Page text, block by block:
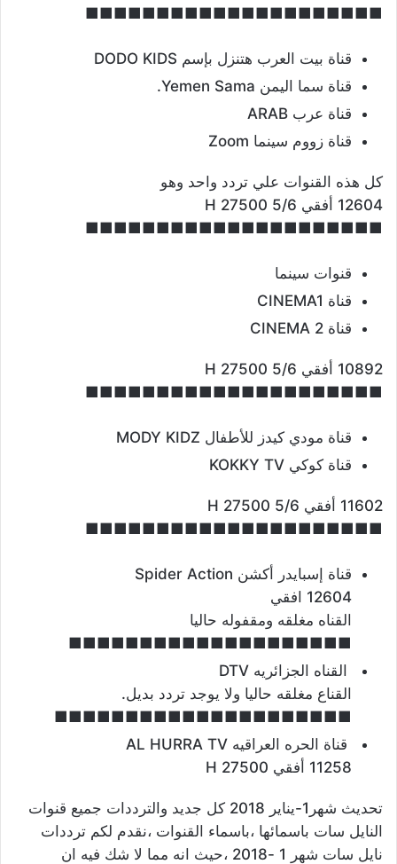
■■■■■■■■■■■■■■■■■■■■■
قناة بيت العرب هتنزل بإسم DODO KIDS
قناة سما اليمن Yemen Sama.
قناة عرب ARAB
قناة زووم سينما Zoom
كل هذه القنوات علي تردد واحد وهو
12604 أفقي H 27500 5/6
■■■■■■■■■■■■■■■■■■■■■
قنوات سينما
قناة CINEMA1
قناة CINEMA 2
10892 أفقي H 27500 5/6
■■■■■■■■■■■■■■■■■■■■■
قناة مودي كيدز للأطفال MODY KIDZ
قناة كوكي KOKKY TV
11602 أفقي H 27500 5/6
■■■■■■■■■■■■■■■■■■■■■
قناة إسبايدر أكشن Spider Action
12604 افقي
القناه مغلقه ومقفوله حاليا
■■■■■■■■■■■■■■■■■■■■
القناه الجزائريه DTV
القناع مغلقه حاليا ولا يوجد تردد بديل.
■■■■■■■■■■■■■■■■■■■■■
قناة الحره العراقيه AL HURRA TV
11258 أفقي H 27500
تحديث شهر1-يناير 2018 كل جديد والترددات جميع قنوات
النايل سات باسمائها ،باسماء القنوات ،نقدم لكم ترددات
نايل سات شهر 1 -2018 ،حيث انه مما لا شك فيه ان